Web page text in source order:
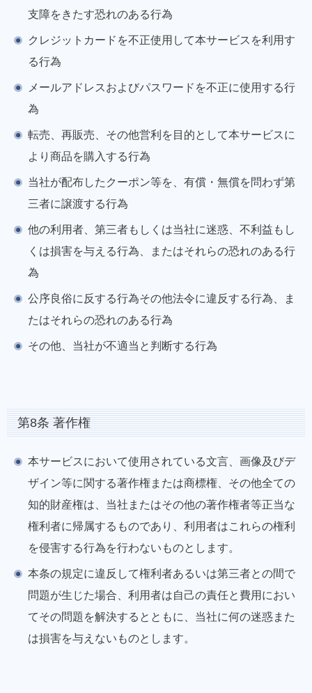
支障をきたす恐れのある行為
クレジットカードを不正使用して本サービスを利用す
る行為
メールアドレスおよびパスワードを不正に使用する行
為
転売、再販売、その他営利を目的として本サービスに
より商品を購入する行為
当社が配布したクーポン等を、有償・無償を問わず第
三者に譲渡する行為
他の利用者、第三者もしくは当社に迷惑、不利益もし
くは損害を与える行為、またはそれらの恐れのある行
為
公序良俗に反する行為その他法令に違反する行為、ま
たはそれらの恐れのある行為
その他、当社が不適当と判断する行為
第8条 著作権
本サービスにおいて使用されている文言、画像及びデ
ザイン等に関する著作権または商標権、その他全ての
知的財産権は、当社またはその他の著作権者等正当な
権利者に帰属するものであり、利用者はこれらの権利
を侵害する行為を行わないものとします。
本条の規定に違反して権利者あるいは第三者との間で
問題が生じた場合、利用者は自己の責任と費用におい
てその問題を解決するとともに、当社に何の迷惑また
は損害を与えないものとします。